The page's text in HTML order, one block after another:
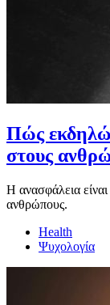
Πώς
στους
Η ανασφάλεια
ανθρώπους.
Health
Ψυχολογία